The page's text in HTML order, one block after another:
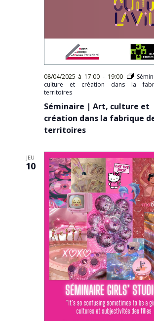
08/04/2025 à 17:00 - 19:00
culture et création dans la
territoires
Séminaire | Art, culture et
création dans la fabrique
territoires
JEU
10